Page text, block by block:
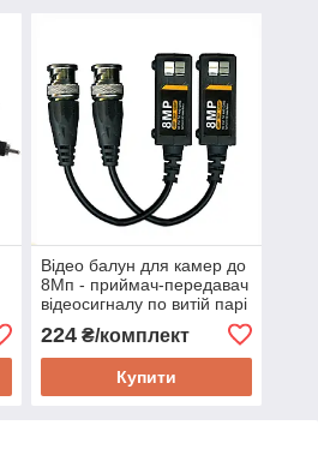
Відео балун для камер до
8Мп - приймач-передавач
відеосигналу по витій парі
AHD/TVI/CVI/CVBS KENVS
B8M, 2 штуки
224₴/комплект
Купити